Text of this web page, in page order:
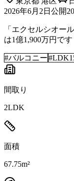
2026年6月2日 公開
「エクセルシオー
は1億1,900万円です
#バルコニー#
間取り
2LDK
面積
67.75m²